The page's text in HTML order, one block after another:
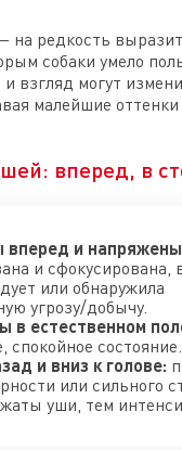
редкость
собаки умело
взгляд могут
малейшие
вперед, в
вперед и
и сфокусирована,
или обнаружила
угрозу/добычу.
в естественном
спокойное состояние.
и вниз к голове:
или сильного
уши, тем